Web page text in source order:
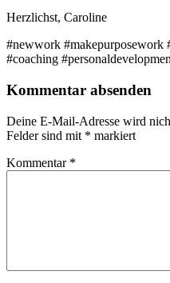
Herzlichst, Caroline
#newwork #makepurposework
#coaching
Kommentar absenden
Deine E-Mail-Adresse wird
Felder sind mit * markiert
Kommentar *